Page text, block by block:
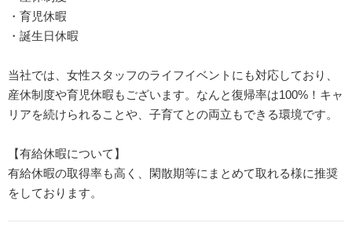
・育児休暇
・誕生日休暇
当社では、女性スタッフのライフイベントにも対応しており、
産休制度や育児休暇もございます。なんと復帰率は100%！キャ
リアを続けられることや、子育てとの両立もできる環境です。
【有給休暇について】
有給休暇の取得率も高く、閑散期等にまとめて取れる様に推奨
をしております。